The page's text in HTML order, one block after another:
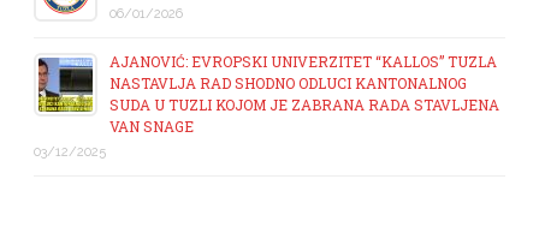
06/01/2026
AJANOVIĆ: EVROPSKI UNIVERZITET “KALLOS” TUZLA
NASTAVLJA RAD SHODNO ODLUCI KANTONALNOG
SUDA U TUZLI KOJOM JE ZABRANA RADA STAVLJENA
VAN SNAGE
03/12/2025